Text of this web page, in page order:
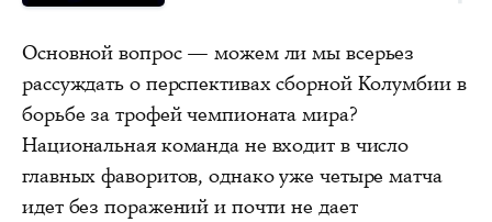
Основной вопрос — можем ли мы всерьез
рассуждать о перспективах сборной Колумбии в
борьбе за трофей чемпионата мира?
Национальная команда не входит в число
главных фаворитов, однако уже четыре матча
идет без поражений и почти не дает